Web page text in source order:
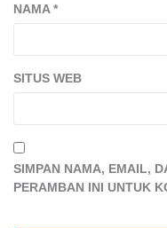
NAMA*
SITUS WEB
SIMPAN NAMA, EMAIL,
PERAMBAN INI UNTUK